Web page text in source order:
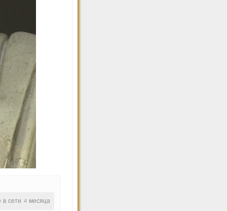
в сети 4 месяца